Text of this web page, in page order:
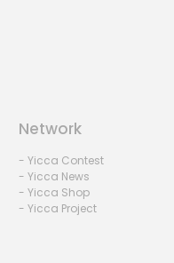
Network
- Yicca Contest
- Yicca News
- Yicca Shop
- Yicca Project